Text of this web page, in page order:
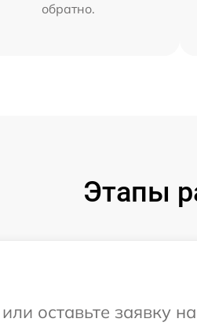
обратно.
Этапы
оставьте заявку